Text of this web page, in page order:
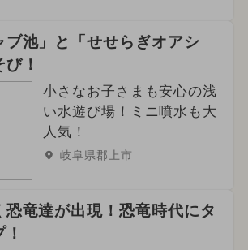
ブ池」と「せせらぎオアシ
！
小さなお子さまも安心の浅
い水遊び場！ミニ噴水も大
人気！
岐阜県郡上市
恐竜達が出現！恐竜時代にタ